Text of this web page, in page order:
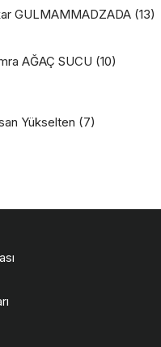
GULMAMMADZADA (13)
AĞAÇ SUCU (10)
Yükselten (7)